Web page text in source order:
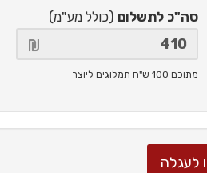
סה"כ לתשלום (כולל מע"מ)
מתוכם 100 ש"ח תמלוגים ליוצר
לעגלה